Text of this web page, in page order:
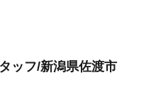
ッフ/新潟県佐渡市